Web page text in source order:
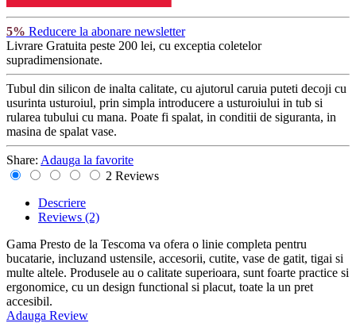
5% Reducere la abonare newsletter
Livrare Gratuita peste 200 lei, cu exceptia coletelor
supradimensionate.
Tubul din silicon de inalta calitate, cu ajutorul caruia puteti decoji cu
usurinta usturoiul, prin simpla introducere a usturoiului in tub si
rularea tubului cu mana. Poate fi spalat, in conditii de siguranta, in
masina de spalat vase.
Share: Adauga la favorite
2 Reviews
Descriere
Reviews (2)
Gama Presto de la Tescoma va ofera o linie completa pentru
bucatarie, incluzand ustensile, accesorii, cutite, vase de gatit, tigai si
multe altele. Produsele au o calitate superioara, sunt foarte practice si
ergonomice, cu un design functional si placut, toate la un pret
accesibil.
Adauga Review